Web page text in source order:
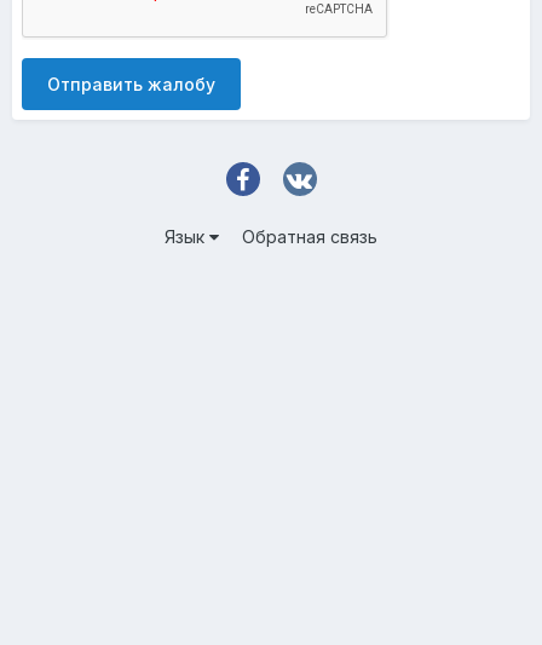
Отправить жалобу
Язык Обратная связь